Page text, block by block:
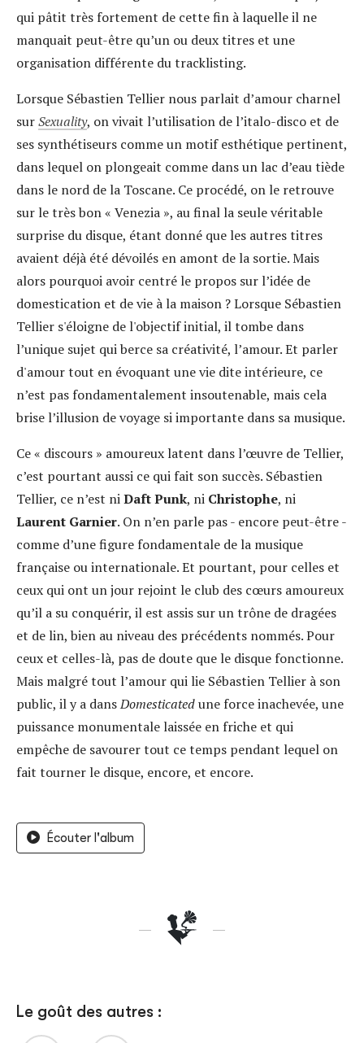
qui pâtit très fortement de cette fin à laquelle il ne
manquait peut-être qu’un ou deux titres et une
organisation différente du tracklisting.
Lorsque Sébastien Tellier nous parlait d’amour charnel
surSexuality, on vivait l’utilisation de l’italo-disco et de
ses synthétiseurs comme un motif esthétique pertinent,
dans lequel on plongeait comme dans un lac d’eau tiède
dans le nord de la Toscane. Ce procédé, on le retrouve
sur le très bon « Venezia », au final la seule véritable
surprise du disque, étant donné que les autres titres
avaient déjà été dévoilés en amont de la sortie. Mais
alors pourquoi avoir centré le propos sur l’idée de
domestication et de vie à la maison ? Lorsque Sébastien
Tellier s'éloigne de l'objectif initial, il tombe dans
l’unique sujet qui berce sa créativité, l’amour. Et parler
d'amour tout en évoquant une vie dite intérieure, ce
n’est pas fondamentalement insoutenable, mais cela
brise l’illusion de voyage si importante dans sa musique.
Ce « discours » amoureux latent dans l’œuvre de Tellier,
c’est pourtant aussi ce qui fait son succès. Sébastien
Tellier, ce n’est niDaft Punk, ni Christophe, ni
Laurent Garnier. On n’en parle pas - encore peut-être -
comme d’une figure fondamentale de la musique
française ou internationale. Et pourtant, pour celles et
ceux qui ont un jour rejoint le club des cœurs amoureux
qu’il a su conquérir, il est assis sur un trône de dragées
et de lin, bien au niveau des précédents nommés. Pour
ceux et celles-là, pas de doute que le disque fonctionne.
Mais malgré tout l’amour qui lie Sébastien Tellier à son
public, il y a dansDomesticatedune force inachevée, une
puissance monumentale laissée en friche et qui
empêche de savourer tout ce temps pendant lequel on
fait tourner le disque, encore, et encore.
Écouter l'album
Le goût des autres :